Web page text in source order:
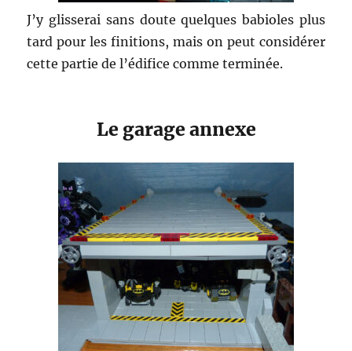
J’y glisserai sans doute quelques babioles plus
tard pour les finitions, mais on peut considérer
cette partie de l’édifice comme terminée.
Le garage annexe